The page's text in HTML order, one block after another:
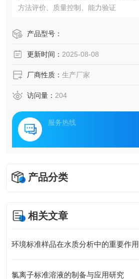
方法评价、质量控制、能力验证
产品型号：
更新时间： 2025-08-08
厂商性质： 生产厂家
访问量： 204
服务热线
产品分类
相关文章
环境标准样品在水质分析中的重要作用
氯离子标准溶液的制备与应用研究